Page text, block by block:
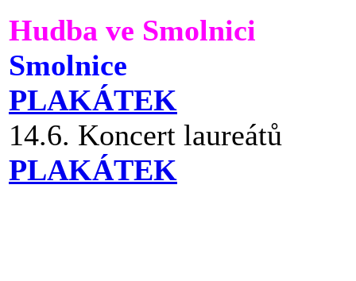
Hudba ve Smolnici
Smolnice
PLAKÁTEK
14.6. Koncert laureátů
PLAKÁTEK